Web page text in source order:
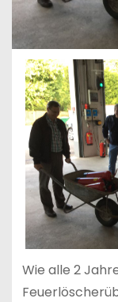
Wie alle 2